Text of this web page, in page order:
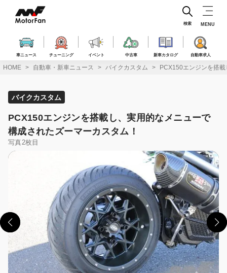
ス
車ニュース チューニング イベント 中古車 新車カタログ 自動車求人
検索 MENU
HOME 自動車・新車ニュース バイクカスタム PCX150エンジンを搭
バイクカスタム
PCX150エンジンを搭載し、実用的なメニューで
構成されたズーマーカスタム！
写真2枚目